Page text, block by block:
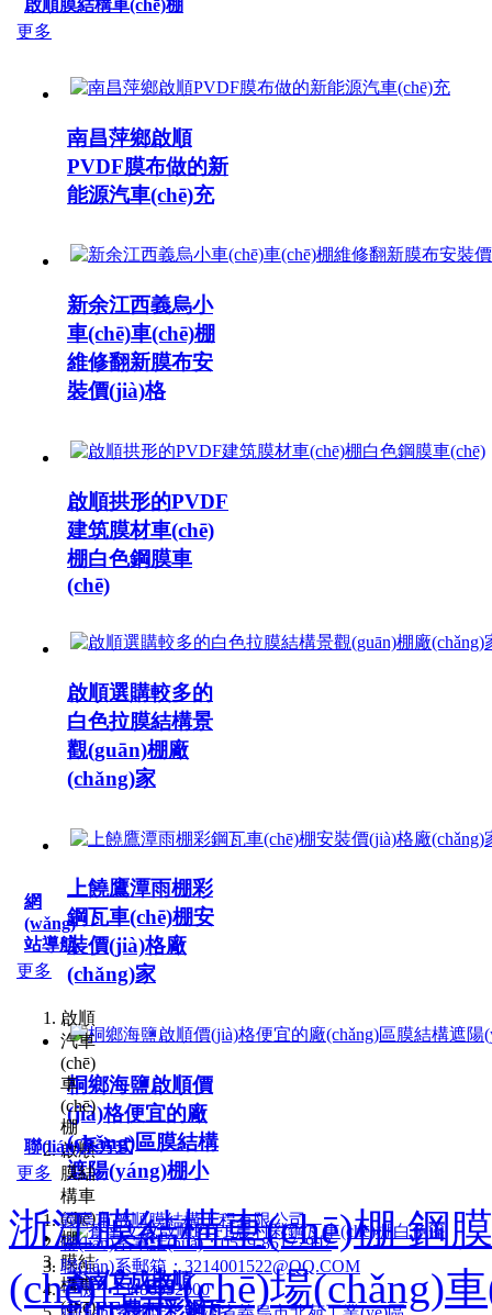
啟順膜結構車(chē)棚
更多
南昌萍鄉啟順
PVDF膜布做的新
能源汽車(chē)充
新余江西義烏小
車(chē)車(chē)棚
維修翻新膜布安
裝價(jià)格
啟順拱形的PVDF
建筑膜材車(chē)
棚白色鋼膜車
(chē)
啟順選購較多的
白色拉膜結構景
觀(guān)棚廠
(chǎng)家
上饒鷹潭雨棚彩
鋼瓦車(chē)棚安
裝價(jià)格廠
(chǎng)家
桐鄉海鹽啟順價
(jià)格便宜的廠
(chǎng)區膜結構
遮陽(yáng)棚小
蒼南文成啟順
PTFE農村彩鋼瓦
網
(wǎng)
站導航
更多
啟順
汽車
(chē)
車
(chē)
棚
啟順
膜結
構車
(chē)
棚
膜結
構車
(chē)
聯(lián)系方式
更多
義烏市啟順膜結構工程有限公司
聯(lián)系電話(huà)：0579-85172902
聯(lián)系郵箱：3214001522@QQ.COM
手機：13486992000
浙江膜結構車(chē)棚 鋼
(chē)停車(chē)場(chǎng)